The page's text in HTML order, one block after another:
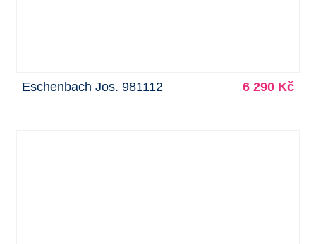
Eschenbach Jos. 981112 6 290 Kč